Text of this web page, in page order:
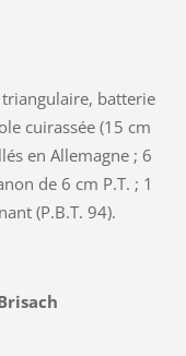
batterie
cuirassée (15 cm
en Allemagne ; 6
de 6 cm P.T. ; 1
(P.B.T. 94).